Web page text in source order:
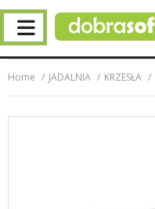
Home JADALNIA KRZESŁA